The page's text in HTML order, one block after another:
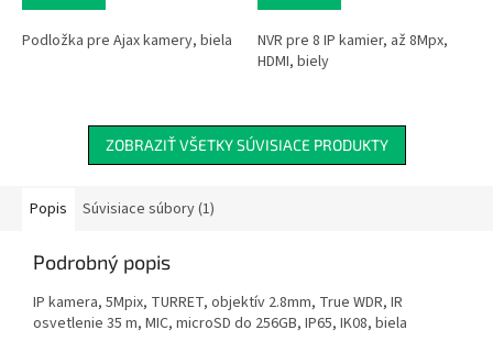
Podložka pre Ajax kamery, biela
NVR pre 8 IP kamier, až 8Mpx,
HDMI, biely
ZOBRAZIŤ VŠETKY SÚVISIACE PRODUKTY
Popis Súvisiace súbory (1)
Podrobný popis
IP kamera, 5Mpix, TURRET, objektív 2.8mm, True WDR, IR
osvetlenie 35 m, MIC, microSD do 256GB, IP65, IK08, biela